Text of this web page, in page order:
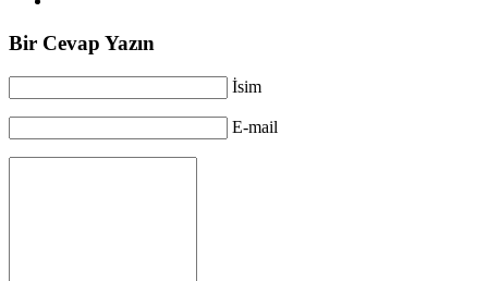
Bir Cevap Yazın
İsim
E-mail